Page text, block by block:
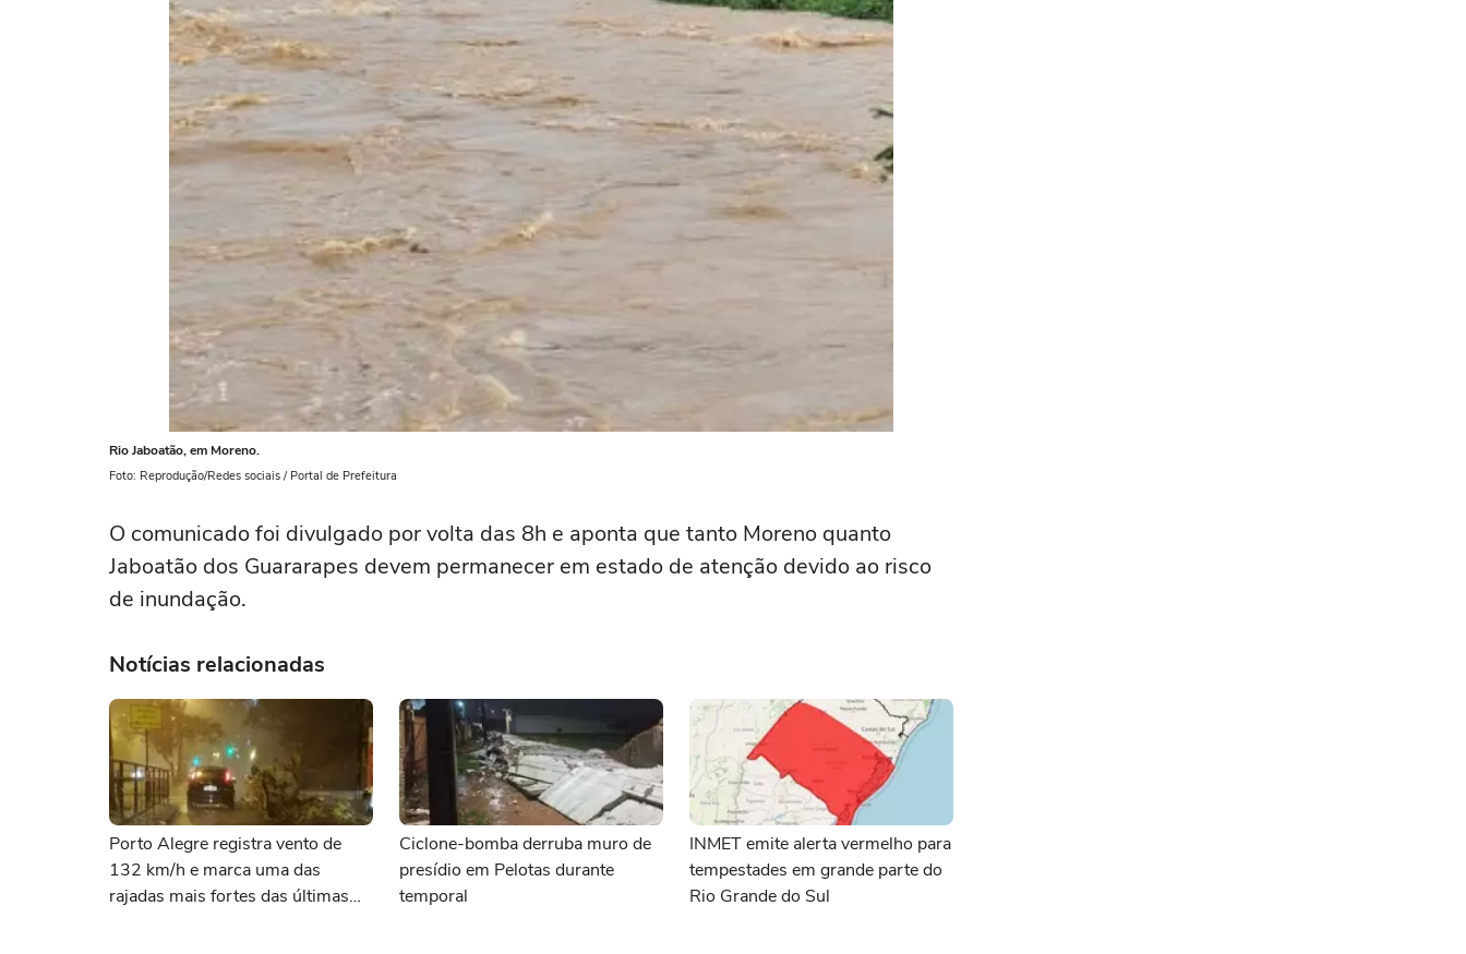
Rio Jaboatão, em Moreno.
Foto: Reprodução/Redes sociais / Portal de Prefeitura
O comunicado foi divulgado por volta das 8h e aponta que tanto Moreno quanto
Jaboatão dos Guararapes devem permanecer em estado de atenção devido ao risco
de inundação.
Notícias relacionadas
Porto Alegre registra vento de
132 km/h e marca uma das
rajadas mais fortes das últimas
Ciclone-bomba derruba muro de
presídio em Pelotas durante
temporal
INMET emite alerta vermelho para
tempestades em grande parte do
Rio Grande do Sul